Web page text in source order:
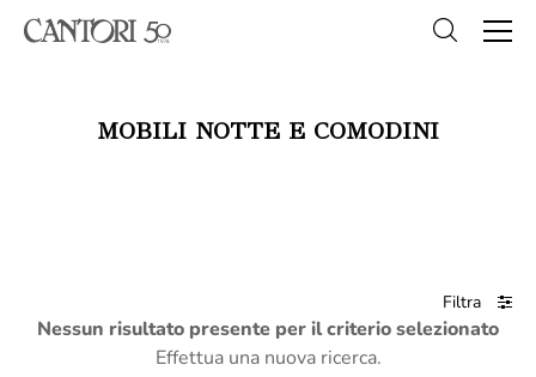
MOBILI NOTTE E COMODINI
Filtra
Nessun risultato presente per il criterio selezionato
Effettua una nuova ricerca.